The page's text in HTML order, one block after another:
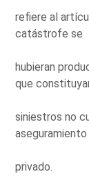
refiere al
catástrofe se
hubieran
que
siniestros no
privado.